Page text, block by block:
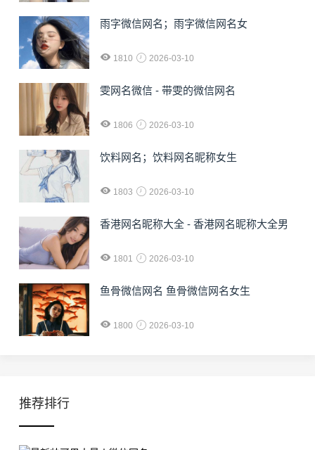
雨字微信网名；雨字微信网名女
1810 2026-03-10
雯网名微信 - 带雯的微信网名
1806 2026-03-10
饮料网名；饮料网名昵称女生
1803 2026-03-10
香港网名昵称大全 - 香港网名昵称大全男
1801 2026-03-10
鱼骨微信网名 鱼骨微信网名女生
1800 2026-03-10
推荐排行